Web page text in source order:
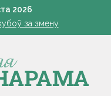
2026
развивают внутренний
за змену
все поля Минской
– на контроле
развивают внутренний